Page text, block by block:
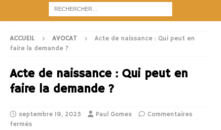
ACCUEIL AVOCAT
Acte de naissance : Qui peut en
faire la demande ?
Acte de naissance : Qui peut en
faire la demande ?
septembre 19, 2023 Paul Gomes
Commentaires
fermés